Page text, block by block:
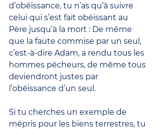
d’obéissance, tu n’as qu’à suivre
celui qui s’est fait obéissant au
Père jusqu’à la mort : De même
que la faute commise par un seul,
c’est-à-dire Adam, a rendu tous les
hommes pécheurs, de même tous
deviendront justes par
l’obéissance d’un seul.
Si tu cherches un exemple de
mépris pour les biens terrestres, tu